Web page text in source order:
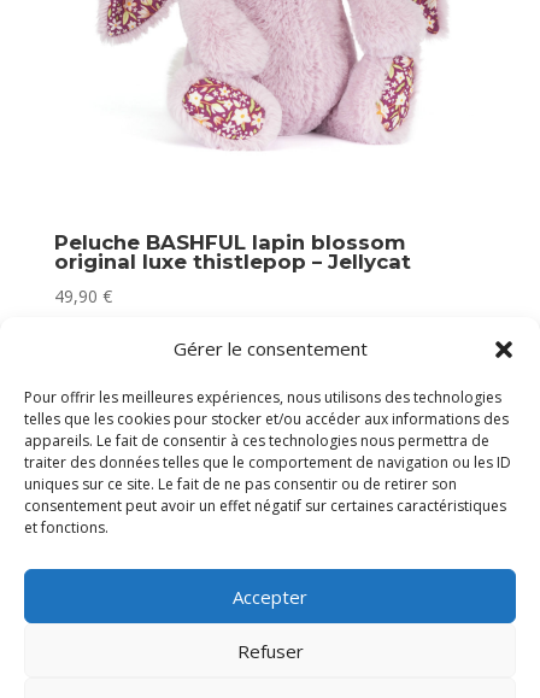
Gérer le consentement
Pour offrir les meilleures expériences, nous utilisons des technologies
telles que les cookies pour stocker et/ou accéder aux informations des
appareils. Le fait de consentir à ces technologies nous permettra de
traiter des données telles que le comportement de navigation ou les ID
uniques sur ce site. Le fait de ne pas consentir ou de retirer son
consentement peut avoir un effet négatif sur certaines caractéristiques
et fonctions.
Accepter
Refuser
Peluche BASHFUL lapin blossom
original luxe thistlepop – Jellycat
49,90 €